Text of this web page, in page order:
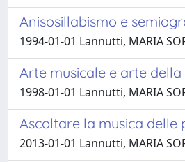
Anisosillabismo e
1994-01-01 Lannutti, MARIA
Arte musicale e arte
1998-01-01 Lannutti, MARIA
Ascoltare la musica
2013-01-01 Lannutti, MARIA